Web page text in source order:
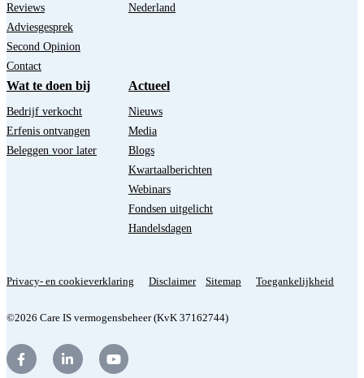
Reviews
Adviesgesprek
Second Opinion
Contact
Nederland
Wat te doen bij
Bedrijf verkocht
Erfenis ontvangen
Beleggen voor later
Actueel
Nieuws
Media
Blogs
Kwartaalberichten
Webinars
Fondsen uitgelicht
Handelsdagen
Privacy- en cookieverklaring Disclaimer Sitemap Toegankelijkheid
©2026 Care IS vermogensbeheer (KvK 37162744)